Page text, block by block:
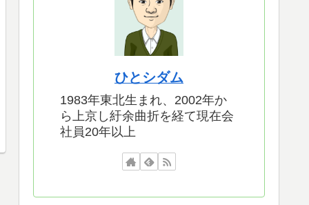
ひとシダム
1983年東北生まれ、2002年か
ら上京し紆余曲折を経て現在会
社員20年以上